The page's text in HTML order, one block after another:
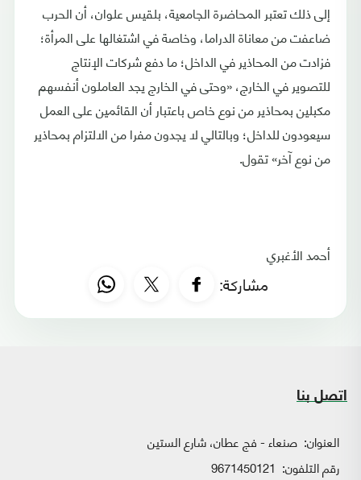
إلى ذلك تعتبر المحاضرة الجامعية، بلقيس علوان، أن الحرب
ضاعفت من معاناة الدراما، وخاصة في اشتغالها على المرأة؛
فزادت من المحاذير في الداخل؛ ما دفع شركات الإنتاج
للتصوير في الخارج، «وحتى في الخارج يجد العاملون أنفسهم
مكبلين بمحاذير من نوع خاص باعتبار أن القائمين على العمل
سيعودون للداخل؛ وبالتالي لا يجدون مفرا من الالتزام بمحاذير
من نوع آخر» تقول.
أحمد الأغبري
مشاركة:
اتصل بنا
العنوان: صنعاء - فج عطان، شارع الستين
رقم التلفون: 9671450121